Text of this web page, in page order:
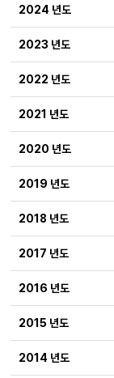
2024 년도
2023 년도
2022 년도
2021 년도
2020 년도
2019 년도
2018 년도
2017 년도
2016 년도
2015 년도
2014 년도